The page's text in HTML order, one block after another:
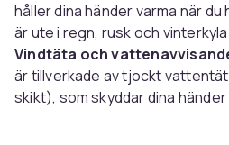
håller dina händer varma när
är ute i regn, rusk och
Vindtäta och
är tillverkade av tjockt
skikt), som skyddar dina